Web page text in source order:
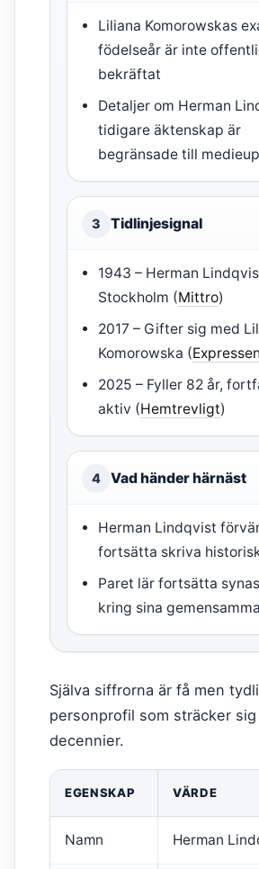
Liliana Komorowskas
födelseår är inte
bekräftat
Detaljer om Herman
tidigare äktenskap är
begränsade till
3 Tidlinjesignal
1943 – Herman
Stockholm (Mittro)
2017 – Gifter sig med
Komorowska (Expressen
2025 – Fyller 82 år,
aktiv (Hemtrevligt)
4 Vad händer härnäst
Herman Lindqvist
fortsätta skriva
Paret lär fortsätta
kring sina
Själva siffrorna är få men
personprofil som sträcker
decennier.
EGENSKAP VÄRDE
Namn Herman